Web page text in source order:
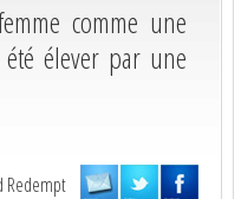
comme une
élever par une
Redempt